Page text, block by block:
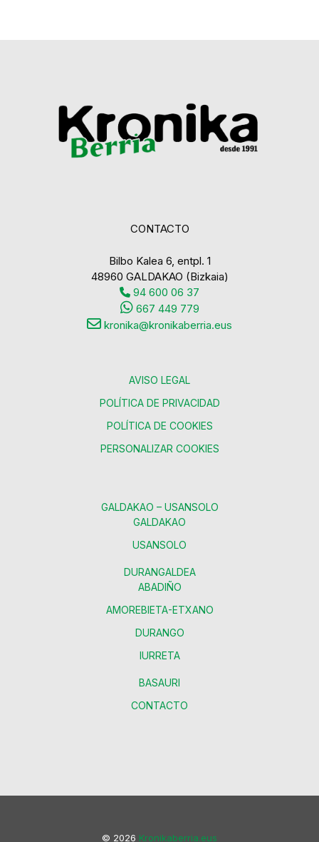
CONTACTO
Bilbo Kalea 6, entpl. 1
48960 GALDAKAO (Bizkaia)
94 600 06 37
667 449 779
kronika@kronikaberria.eus
AVISO LEGAL
POLÍTICA DE PRIVACIDAD
POLÍTICA DE COOKIES
PERSONALIZAR COOKIES
GALDAKAO – USANSOLO
GALDAKAO
USANSOLO
DURANGALDEA
ABADIÑO
AMOREBIETA-ETXANO
DURANGO
IURRETA
BASAURI
CONTACTO
© 2026 Kronikaberria.eus